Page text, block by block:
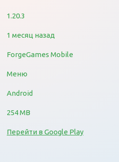
1.20.3
1 месяц назад
ForgeGames Mobile
Меню
Android
254 MB
Перейти в Google Play